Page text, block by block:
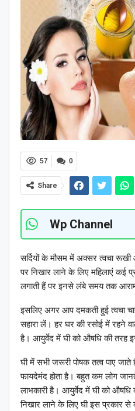
0
57
Share
Wp Channel
सर्दियों के मौसम में अक्सर त्वचा
पर निखार लाने के लिए महिलाएं कई
लगाती हैं पर इनसे लंबे समय तक आराम
इसलिए अगर आप दमकती हुई त्वचा
सहारा लें। हर घर की रसोई में रहने
है। आयुर्वेद में घी को औषधि की तरह
घी में सभी जरूरी पोषक तत्व पाए
फायदेमंद होता है। बहुत कम लोग
लाभकारी है। आयुर्वेद में घी को
निखार लाने के लिए घी इस प्रकार से